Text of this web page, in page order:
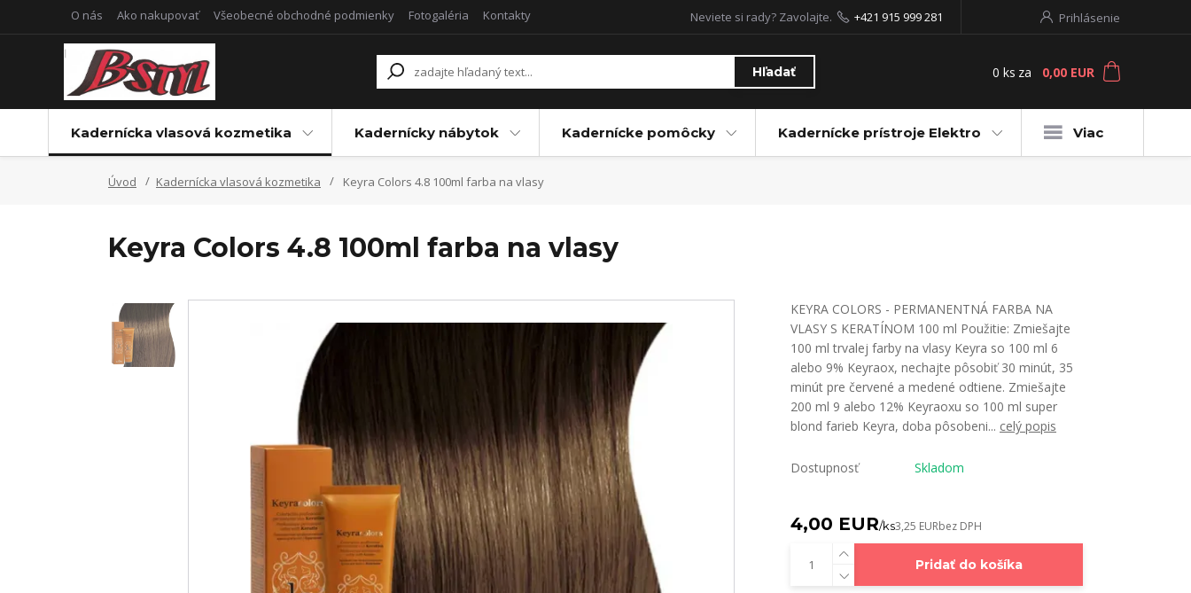
O nás Ako nakupovať Všeobecné obchodné podmienky Fotogaléria Kontakty Prihlásenie
Hľadať
Neviete si rady? Zavolajte. +421 915 999 281
0 ks za 0,00 EUR
Kadernícka vlasová kozmetika Kadernícky nábytok Kadernícke pomôcky Kadernícke prístroje Elektro Viac
Úvod Kadernícka vlasová kozmetika Keyra Colors 4.8 100ml farba na vlasy
Keyra Colors 4.8 100ml farba na vlasy
KEYRA COLORS - PERMANENTNÁ FARBA NA
VLASY S KERATÍNOM 100 ml Použitie: Zmiešajte
100 ml trvalej farby na vlasy Keyra so 100 ml 6
alebo 9% Keyraox, nechajte pôsobiť 30 minút, 35
minút pre červené a medené odtiene. Zmiešajte
200 ml 9 alebo 12% Keyraoxu so 100 ml super
blond farieb Keyra, doba pôsobeni... celý popis
Dostupnosť Skladom
4,00 EUR/ks3,25 EURbez DPH
Pridať do košíka